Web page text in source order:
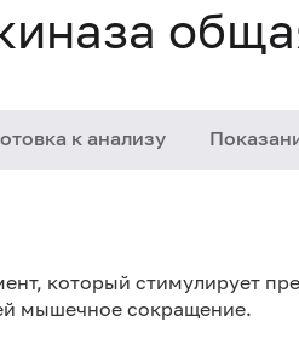
к анализу
который стимулирует
мышечное сокращение.